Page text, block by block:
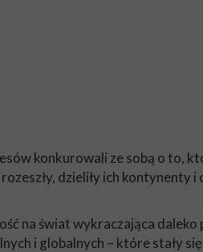
konkurowali ze sobą o to,
dzieliły ich kontynenty i
na świat wykraczająca daleko
i globalnych – które stały